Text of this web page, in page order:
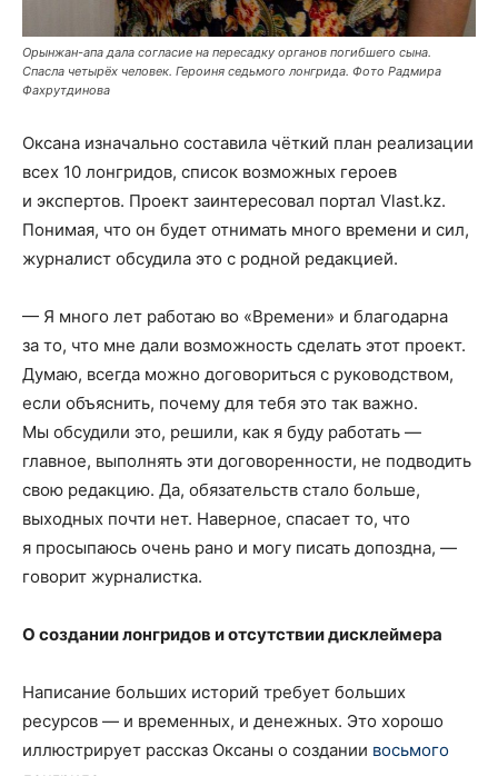
Орынжан-апа дала согласие на пересадку органов погибшего сына.
Спасла четырёх человек. Героиня седьмого лонгрида. Фото Радмира
Фахрутдинова
Оксана изначально составила чёткий план реализации
всех 10 лонгридов, список возможных героев
и экспертов. Проект заинтересовал портал Vlast.kz.
Понимая, что он будет отнимать много времени и сил,
журналист обсудила это с родной редакцией.
— Я много лет работаю во «Времени» и благодарна
за то, что мне дали возможность сделать этот проект.
Думаю, всегда можно договориться с руководством,
если объяснить, почему для тебя это так важно.
Мы обсудили это, решили, как я буду работать —
главное, выполнять эти договоренности, не подводить
свою редакцию. Да, обязательств стало больше,
выходных почти нет. Наверное, спасает то, что
я просыпаюсь очень рано и могу писать допоздна, —
говорит журналистка.
О создании лонгридов и отсутствии дисклеймера
Написание больших историй требует больших
ресурсов — и временных, и денежных. Это хорошо
иллюстрирует рассказ Оксаны о создании восьмого